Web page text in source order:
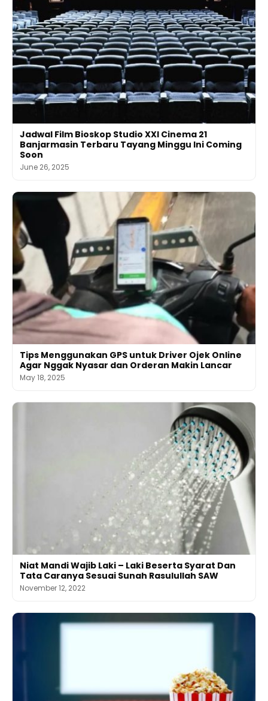
Jadwal Film Bioskop Studio XXI Cinema 21
Banjarmasin Terbaru Tayang Minggu Ini Coming
Soon
June 26, 2025
Tips Menggunakan GPS untuk Driver Ojek Online
Agar Nggak Nyasar dan Orderan Makin Lancar
May 18, 2025
Niat Mandi Wajib Laki – Laki Beserta Syarat Dan
Tata Caranya Sesuai Sunah Rasulullah SAW
November 12, 2022